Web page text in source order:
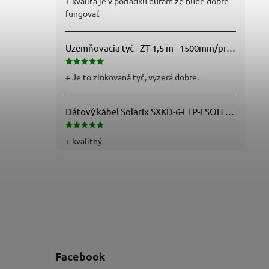
fungovať
Uzemňovacia tyč - ZT 1,5 m - 1500mm/pr.25mm - Fe/Zn - f712112
+ Je to zinkovaná tyč, vyzerá dobre.
+ kvalitný
Facebook